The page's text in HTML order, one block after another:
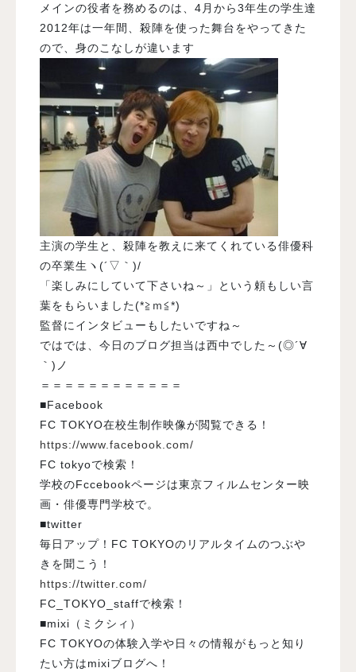
メインの役者を務めるのは、4月から3年生の学生達
2012年は一年間、殺陣を使った舞台をやってきた
ので、身のこなしが違います
主演の学生と、殺陣を教えに来てくれている俳優科
の卒業生ヽ(´▽｀)/
「楽しみにしていて下さいね～」という頼もしい言
葉をもらいました(*≧ｍ≦*)
監督にインタビューもしたいですね～
ではでは、今日のブログ担当は西中でした～(◎´∀
｀)ノ
＝＝＝＝＝＝＝＝＝＝＝＝
■Facebook
FC TOKYO在校生制作映像が閲覧できる！
https://www.facebook.com/
FC tokyoで検索！
学校のFccebookページは東京フィルムセンター映
画・俳優専門学校で。
■twitter
毎日アップ！FC TOKYOのリアルタイムのつぶや
きを聞こう！
https://twitter.com/
FC_TOKYO_staffで検索！
■mixi（ミクシィ）
FC TOKYOの体験入学や日々の情報がもっと知り
たい方はmixiブログへ！